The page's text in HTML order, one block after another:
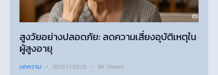
สูงวัยอย่างปลอดภัย: ลดความเสี่ยงอุบัติเหตุใน
ผู้สูงอายุ
บทความ 31/07/2025 3K Views